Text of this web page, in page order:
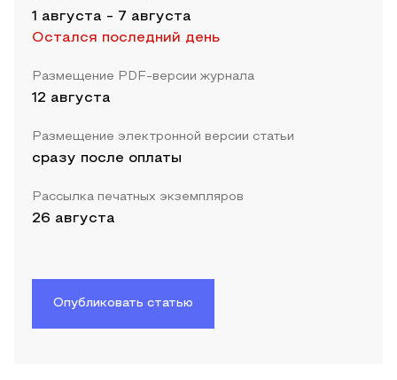
1 августа - 7 августа
Остался последний день
Размещение PDF-версии журнала
12 августа
Размещение электронной версии статьи
сразу после оплаты
Рассылка печатных экземпляров
26 августа
Опубликовать статью